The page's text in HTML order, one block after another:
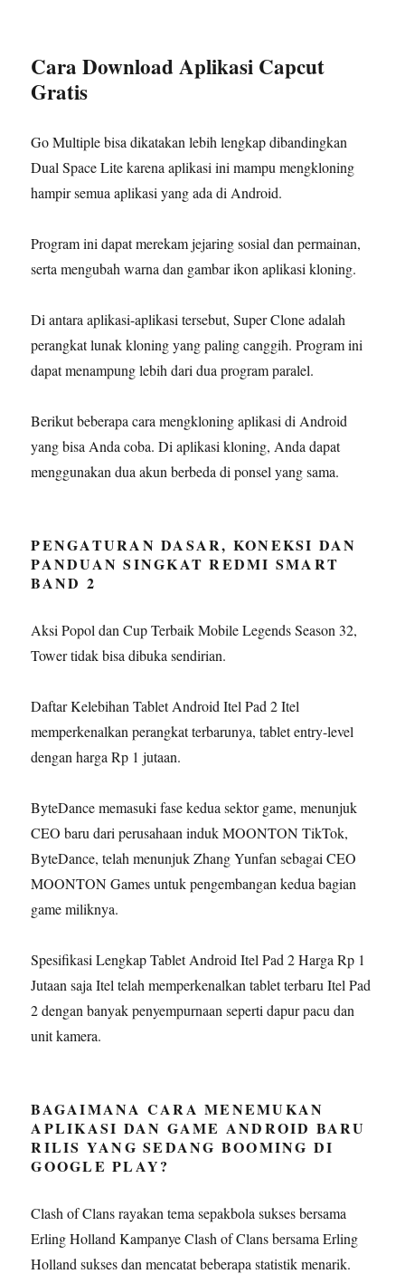
Cara Download Aplikasi Capcut
Gratis
Go Multiple bisa dikatakan lebih lengkap dibandingkan
Dual Space Lite karena aplikasi ini mampu mengkloning
hampir semua aplikasi yang ada di Android.
Program ini dapat merekam jejaring sosial dan permainan,
serta mengubah warna dan gambar ikon aplikasi kloning.
Di antara aplikasi-aplikasi tersebut, Super Clone adalah
perangkat lunak kloning yang paling canggih. Program ini
dapat menampung lebih dari dua program paralel.
Berikut beberapa cara mengkloning aplikasi di Android
yang bisa Anda coba. Di aplikasi kloning, Anda dapat
menggunakan dua akun berbeda di ponsel yang sama.
PENGATURAN DASAR, KONEKSI DAN
PANDUAN SINGKAT REDMI SMART
BAND 2
Aksi Popol dan Cup Terbaik Mobile Legends Season 32,
Tower tidak bisa dibuka sendirian.
Daftar Kelebihan Tablet Android Itel Pad 2 Itel
memperkenalkan perangkat terbarunya, tablet entry-level
dengan harga Rp 1 jutaan.
ByteDance memasuki fase kedua sektor game, menunjuk
CEO baru dari perusahaan induk MOONTON TikTok,
ByteDance, telah menunjuk Zhang Yunfan sebagai CEO
MOONTON Games untuk pengembangan kedua bagian
game miliknya.
Spesifikasi Lengkap Tablet Android Itel Pad 2 Harga Rp 1
Jutaan saja Itel telah memperkenalkan tablet terbaru Itel Pad
2 dengan banyak penyempurnaan seperti dapur pacu dan
unit kamera.
BAGAIMANA CARA MENEMUKAN
APLIKASI DAN GAME ANDROID BARU
RILIS YANG SEDANG BOOMING DI
GOOGLE PLAY?
Clash of Clans rayakan tema sepakbola sukses bersama
Erling Holland Kampanye Clash of Clans bersama Erling
Holland sukses dan mencatat beberapa statistik menarik.